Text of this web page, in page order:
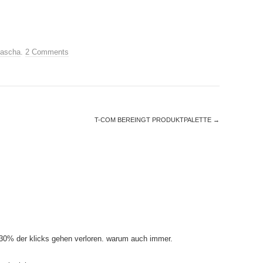
. 2 Comments
T-COM BEREINGT PRODUKTPALETTE →
der klicks gehen verloren. warum auch immer.